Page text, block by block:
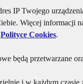
IP Twojego
Więcej informacji
Polityce Cookies.
będą przetwarzane
i w każdym